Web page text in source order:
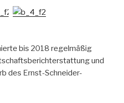
bis 2018 regelmäßig
und
des Ernst-Schneider-